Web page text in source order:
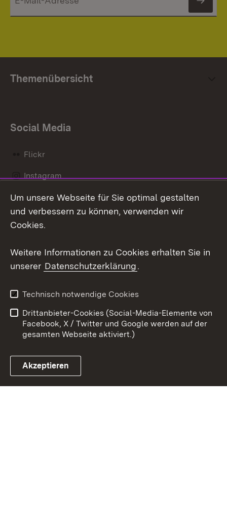
Themenübersicht
Social Media
Flickr
Instagram
Social Wall
Link zum Landesportal
Barrierefreiheit
Benutzungshinweise
Impressum
Cookies
Um unsere Webseite für Sie optimal gestalten
und verbessern zu können, verwenden wir
Cookies.
Weitere Informationen zu Cookies erhalten Sie in
unserer Datenschutzerklärung.
Technisch notwendige Cookies
Drittanbieter-Cookies (Social-Media-Elemente von
Facebook, X / Twitter und Google werden auf der
gesamten Webseite aktiviert.)
Akzeptieren